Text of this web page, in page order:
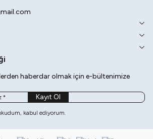
haberdar olmak için e-bültenimize
Kayıt Ol
kabul ediyorum.